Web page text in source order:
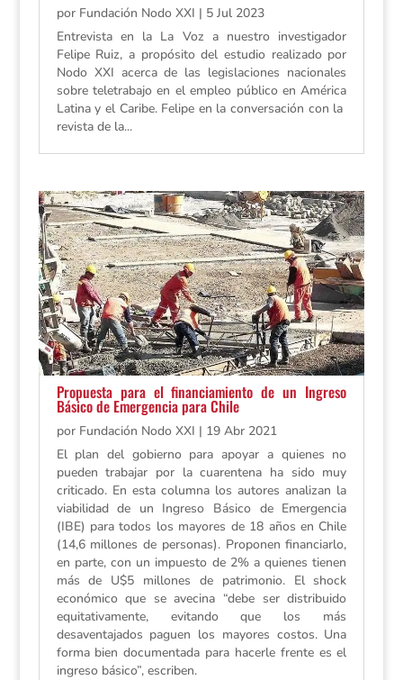
por Fundación Nodo XXI | 5 Jul 2023
Entrevista en la La Voz a nuestro investigador
Felipe Ruiz, a propósito del estudio realizado por
Nodo XXI acerca de las legislaciones nacionales
sobre teletrabajo en el empleo público en América
Latina y el Caribe. Felipe en la conversación con la
revista de la...
Propuesta para el financiamiento de un Ingreso
Básico de Emergencia para Chile
por Fundación Nodo XXI | 19 Abr 2021
El plan del gobierno para apoyar a quienes no
pueden trabajar por la cuarentena ha sido muy
criticado. En esta columna los autores analizan la
viabilidad de un Ingreso Básico de Emergencia
(IBE) para todos los mayores de 18 años en Chile
(14,6 millones de personas). Proponen financiarlo,
en parte, con un impuesto de 2% a quienes tienen
más de U$5 millones de patrimonio. El shock
económico que se avecina “debe ser distribuido
equitativamente, evitando que los más
desaventajados paguen los mayores costos. Una
forma bien documentada para hacerle frente es el
ingreso básico”, escriben.